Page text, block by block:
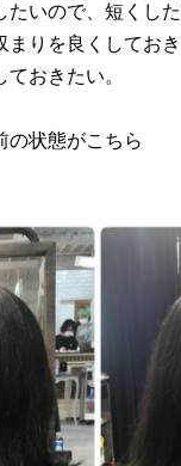
たいので、短くし
まりを良くしてお
ておきたい。
の状態がこちら